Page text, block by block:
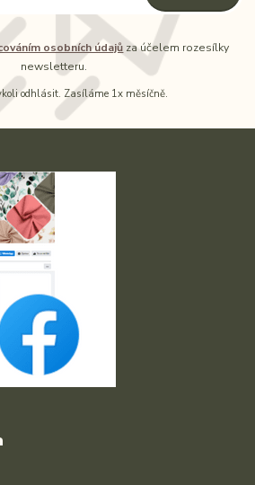
osobních údajů za účelem rozesílky
newsletteru.
odhlásit. Zasíláme 1x měsíčně.